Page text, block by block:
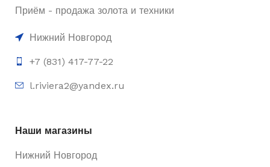
Приём - продажа золота и техники
Нижний Новгород
+7 (831) 417-77-22
l.riviera2@yandex.ru
Наши магазины
Нижний Новгород